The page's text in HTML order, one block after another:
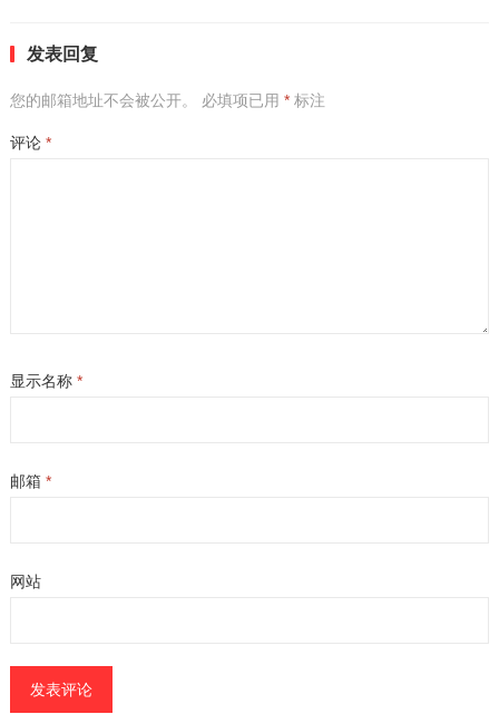
发表回复
您的邮箱地址不会被公开。 必填项已用 *标注
评论 *
显示名称 *
邮箱 *
网站